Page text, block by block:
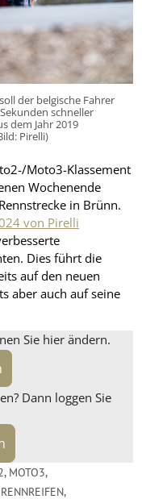
der belgische Fahrer
schneller
dem Jahr 2019
Pirelli)
Moto3-Klassement
Wochenende
in Brünn.
von Pirelli
Dies führt die
auf den neuen
aber auch auf seine
Sie hier ändern.
Dann loggen Sie
, MOTO3,
RENNREIFEN,